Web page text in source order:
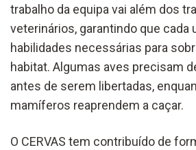
trabalho da equipa vai além dos
veterinários, garantindo que cada
habilidades necessárias para
habitat. Algumas aves precisam
antes de serem libertadas,
mamíferos reaprendem a caçar.
O CERVAS tem contribuído de